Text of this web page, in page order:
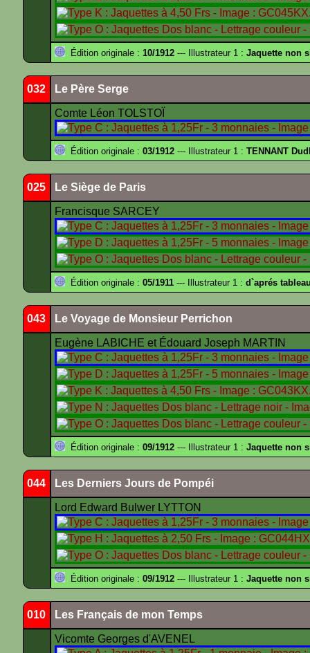
Édition originale : 10/1912 --- Illustrateur 1 : Jaquette non
032 Le Père Serge
Comte Léon TOLSTOÏ
Édition originale : 03/1912 --- Illustrateur 1 : TENNANT
025 Le Siège de Paris
Francisque SARCEY
Édition originale : 05/1911 --- Illustrateur 1 : d`aprés
043 Le Voyage de Monsieur Perrichon
Eugène LABICHE et Édouard Joseph MARTIN
Édition originale : 09/1912 --- Illustrateur 1 : Jaquette non
044 Les Derniers Jours de Pompéi
Lord Edward Bulwer LYTTON
Édition originale : 09/1912 --- Illustrateur 1 : Jaquette non
010 Les Français de mon Temps
Vicomte Georges d'AVENEL